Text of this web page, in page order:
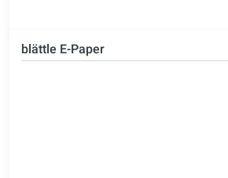
blättle E-Paper